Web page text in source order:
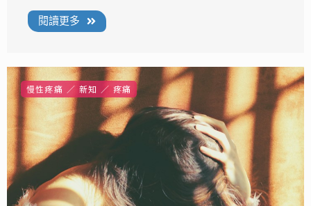
閱讀更多
慢性疼痛 新知 疼痛